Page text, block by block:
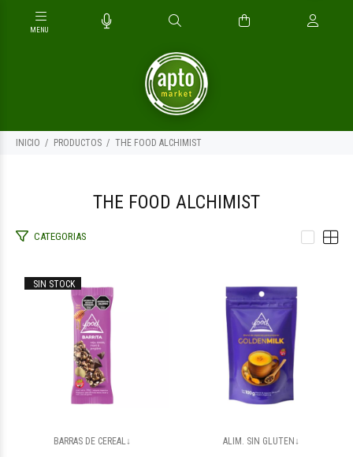
INICIO PRODUCTOS THE FOOD ALCHIMIST
THE FOOD ALCHIMIST
CATEGORIAS
SIN STOCK
BARRAS DE CEREAL↓ ALIM. SIN GLUTEN↓